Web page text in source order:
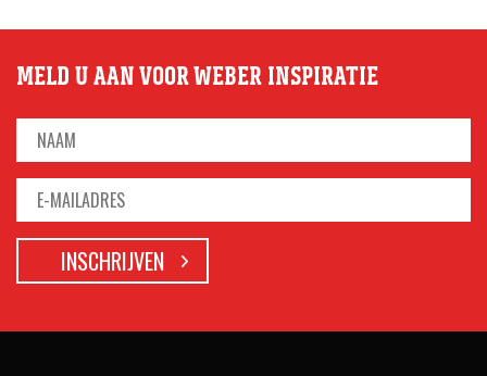
MELD U AAN VOOR WEBER INSPIRATIE